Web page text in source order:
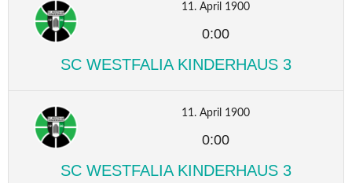
11. April 1900
0:00
SC WESTFALIA KINDERHAUS 3
11. April 1900
0:00
SC WESTFALIA KINDERHAUS 3